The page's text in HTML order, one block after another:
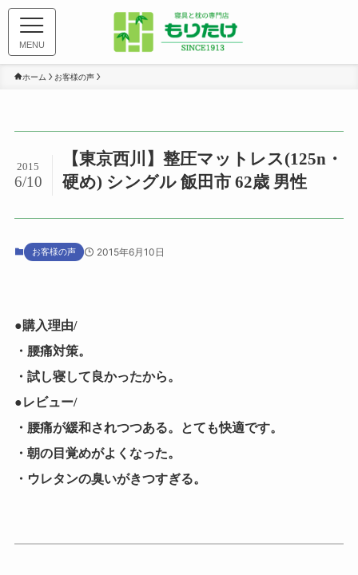
MENU
ホーム お客様の声
【東京西川】整圧マットレス(125n・
硬め) シングル 飯田市 62歳 男性
2015
6/10
お客様の声 2015年6月10日
●購入理由/
・腰痛対策。
・試し寝して良かったから。
●レビュー/
・腰痛が緩和されつつある。とても快適です。
・朝の目覚めがよくなった。
・ウレタンの臭いがきつすぎる。